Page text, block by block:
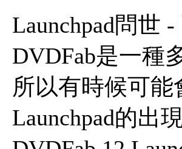
Launchpad問世
DVDFab是一種
所以有時候可能
Launchpad的出